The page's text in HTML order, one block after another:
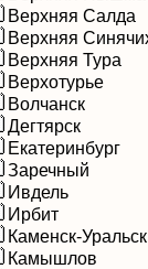
Верхняя Салда
Верхняя
Верхняя Тура
Верхотурье
Волчанск
Дегтярск
Екатеринбург
Заречный
Ивдель
Ирбит
Каменск-
Камышлов